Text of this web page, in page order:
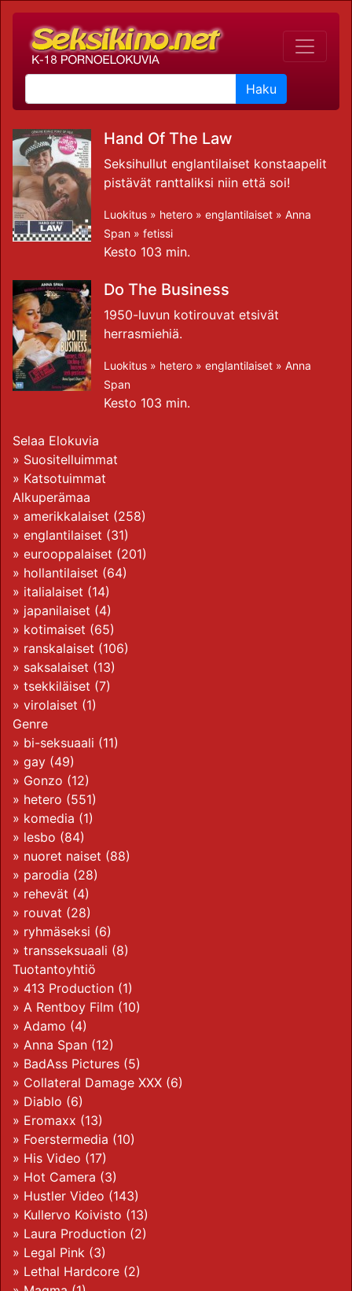
Haku
Hand Of The Law
Seksihullut englantilaiset konstaapelit
pistävät ranttaliksi niin että soi!
Luokitus » hetero » englantilaiset » Anna
Span » fetissi
Kesto 103 min.
Do The Business
1950-luvun kotirouvat etsivät
herrasmiehiä.
Luokitus » hetero » englantilaiset » Anna
Span
Kesto 103 min.
Selaa Elokuvia
» Suositelluimmat
» Katsotuimmat
Alkuperämaa
» amerikkalaiset (258)
» englantilaiset (31)
» eurooppalaiset (201)
» hollantilaiset (64)
» italialaiset (14)
» japanilaiset (4)
» kotimaiset (65)
» ranskalaiset (106)
» saksalaiset (13)
» tsekkiläiset (7)
» virolaiset (1)
Genre
» bi-seksuaali (11)
» gay (49)
» Gonzo (12)
» hetero (551)
» komedia (1)
» lesbo (84)
» nuoret naiset (88)
» parodia (28)
» rehevät (4)
» rouvat (28)
» ryhmäseksi (6)
» transseksuaali (8)
Tuotantoyhtiö
» 413 Production (1)
» A Rentboy Film (10)
» Adamo (4)
» Anna Span (12)
» BadAss Pictures (5)
» Collateral Damage XXX (6)
» Diablo (6)
» Eromaxx (13)
» Foerstermedia (10)
» His Video (17)
» Hot Camera (3)
» Hustler Video (143)
» Kullervo Koivisto (13)
» Laura Production (2)
» Legal Pink (3)
» Lethal Hardcore (2)